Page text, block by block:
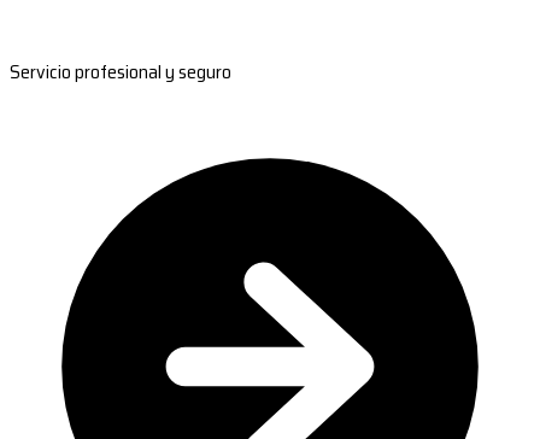
Servicio profesional y seguro